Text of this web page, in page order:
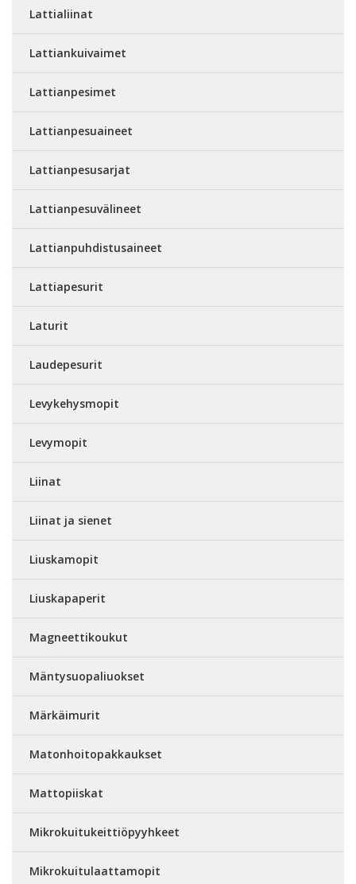
Lattialiinat
Lattiankuivaimet
Lattianpesimet
Lattianpesuaineet
Lattianpesusarjat
Lattianpesuvälineet
Lattianpuhdistusaineet
Lattiapesurit
Laturit
Laudepesurit
Levykehysmopit
Levymopit
Liinat
Liinat ja sienet
Liuskamopit
Liuskapaperit
Magneettikoukut
Mäntysuopaliuokset
Märkäimurit
Matonhoitopakkaukset
Mattopiiskat
Mikrokuitukeittiöpyyhkeet
Mikrokuitulaattamopit